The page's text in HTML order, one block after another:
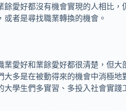
餘愛好都沒有機會實現的人相比
者是尋找職業轉換的機會。
業愛好和業餘愛好都很清楚，但
多是在被動得來的機會中消極地
學生們多實習、多投入社會實踐